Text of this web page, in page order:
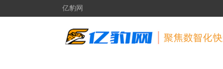
亿豹网